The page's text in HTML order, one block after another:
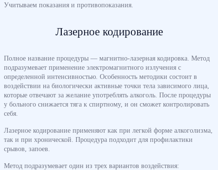
Учитываем показания и противопоказания.
Лазерное кодирование
Полное название процедуры — магнитно-лазерная кодировка. Метод
подразумевает применение электромагнитного излучения с
определенной интенсивностью. Особенность методики состоит в
воздействии на биологически активные точки тела зависимого лица,
которые отвечают за желание употреблять алкоголь. После процедуры
у больного снижается тяга к спиртному, и он сможет контролировать
себя.
Лазерное кодирование применяют как при легкой форме алкоголизма,
так и при хронической. Процедура подходит для профилактики
срывов, запоев.
Метод подразумевает один из трех вариантов воздействия: